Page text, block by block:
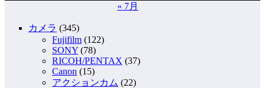
« 7月
カメラ (345)
Fujifilm (122)
SONY (78)
RICOH/PENTAX (37)
Canon (15)
アクションカム (22)